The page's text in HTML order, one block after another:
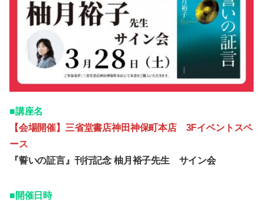
■講座名
【会場開催】三省堂書店神田神保町本店 3Fイベントスペ
ース
『誓いの証言』刊行記念 柚月裕子先生 サイン会
■開催日時